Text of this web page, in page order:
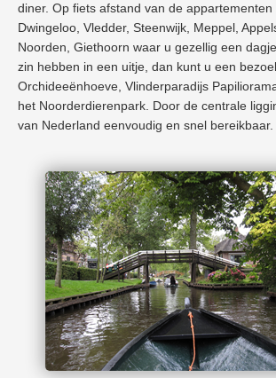
diner. Op fiets afstand van de
Dwingeloo, Vledder, Steenwijk, Meppel,
Noorden, Giethoorn waar u gezellig een
zin hebben in een uitje, dan kunt u een
Orchideeënhoeve, Vlinderparadijs
het Noorderdierenpark. Door de centrale
van Nederland eenvoudig en snel bereikbaar.